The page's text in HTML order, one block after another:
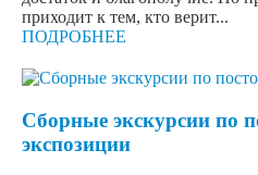
приходит к тем, кто верит...
ПОДРОБНЕЕ
Сборные экскурсии по
экспозиции